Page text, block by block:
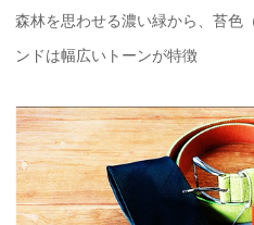
森林を思わせる濃い緑から、苔色
ンドは幅広いトーンが特徴